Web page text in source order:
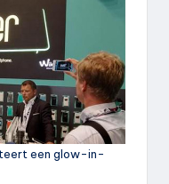
een glow-in-